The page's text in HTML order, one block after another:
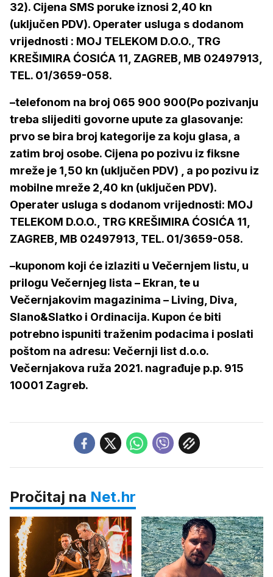
32). Cijena SMS poruke iznosi 2,40 kn
(uključen PDV). Operater usluga s dodanom
vrijednosti : MOJ TELEKOM D.O.O., TRG
KREŠIMIRA ĆOSIĆA 11, ZAGREB, MB 02497913,
TEL. 01/3659-058.
–telefonom na broj 065 900 900(Po pozivanju
treba slijediti govorne upute za glasovanje:
prvo se bira broj kategorije za koju glasa, a
zatim broj osobe. Cijena po pozivu iz fiksne
mreže je 1,50 kn (uključen PDV) , a po pozivu iz
mobilne mreže 2,40 kn (uključen PDV).
Operater usluga s dodanom vrijednosti: MOJ
TELEKOM D.O.O., TRG KREŠIMIRA ĆOSIĆA 11,
ZAGREB, MB 02497913, TEL. 01/3659-058.
–kuponom koji će izlaziti u Večernjem listu, u
prilogu Večernjeg lista – Ekran, te u
Večernjakovim magazinima – Living, Diva,
Slano&Slatko i Ordinacija. Kupon će biti
potrebno ispuniti traženim podacima i poslati
poštom na adresu: Večernji list d.o.o.
Večernjakova ruža 2021. nagrađuje p.p. 915
10001 Zagreb.
Pročitaj na Net.hr